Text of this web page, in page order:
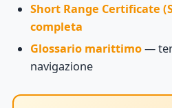
Short Range Certificate
completa
Glossario marittimo—
navigazione